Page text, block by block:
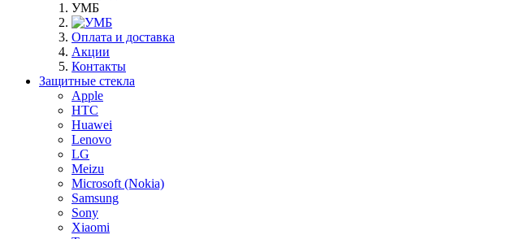
УМБ
Оплата и доставка
Акции
Контакты
Защитные стекла
Apple
HTC
Huawei
Lenovo
LG
Meizu
Microsoft (Nokia)
Samsung
Sony
Xiaomi